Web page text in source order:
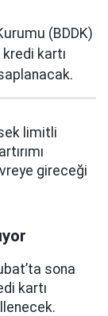
(BDDK)
kartı
limitli
gireceği
sona
kartı